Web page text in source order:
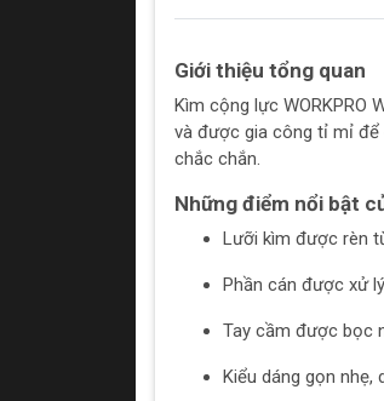
Giới thiệu tổng quan
Kìm cộng lực WORKPRO
và được gia công tỉ mỉ để
chắc chắn.
Những điểm nổi bật
Lưỡi kìm được rèn
Phần cán được xử
Tay cầm được bọc
Kiểu dáng gọn